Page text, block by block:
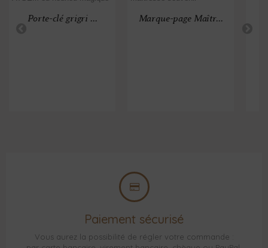
Porte-clé grigri ... Marque-page Maîtr...
Paiement sécurisé
Vous aurez la possibilité de régler votre commande :